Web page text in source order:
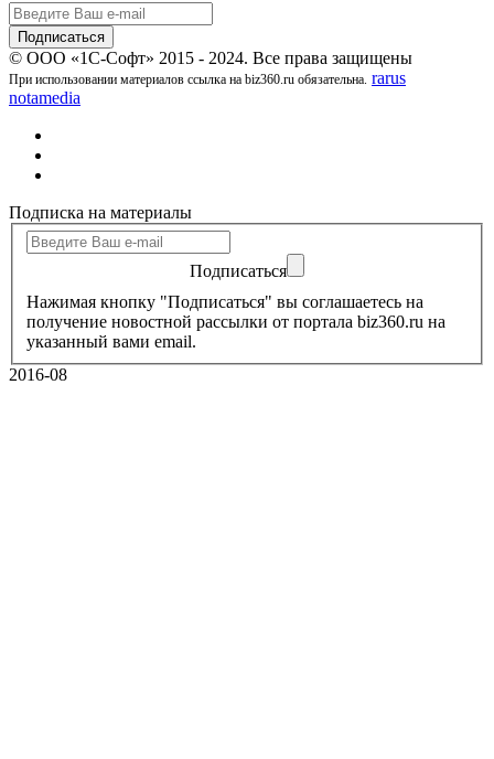
© ООО «1С-Софт» 2015 - 2024. Все права защищены
При использовании материалов ссылка на biz360.ru обязательна. rarus
notamedia
Подписка на материалы
Подписаться
Нажимая кнопку "Подписаться" вы соглашаетесь на
получение новостной рассылки от портала biz360.ru на
указанный вами email.
2016-08